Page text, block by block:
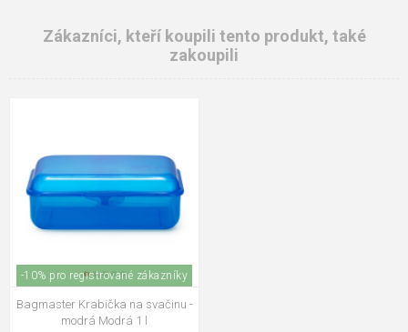
Zákazníci, kteří koupili tento produkt, také
zakoupili
-10% pro registrované zákazníky
Bagmaster Krabička na svačinu -
modrá Modrá 1 l